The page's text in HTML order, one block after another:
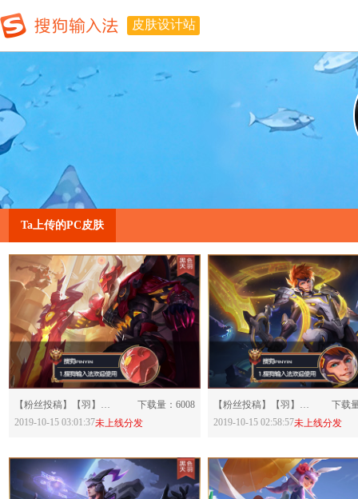
皮肤设计站
Ta上传的PC皮肤
分享：
【粉丝投稿】【羽】王者荣耀·烛龙曹操LC93-607987
下载量：6008
2019-10-15 03:01:37未上线分发
分享：
【粉丝投稿】【羽】王者荣耀·逐梦之翼哪吒LC91-607983
下载
2019-10-15 02:58:57未上线分发